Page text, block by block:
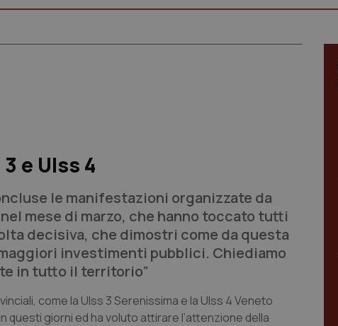
e Ulss 4
le manifestazioni organizzate da
mese di marzo, che hanno toccato tutti
decisiva, che dimostri come da questa
investimenti pubblici. Chiediamo
in tutto il territorio”
come la Ulss 3 Serenissima e la Ulss 4 Veneto
questi giorni ed ha voluto attirare l’attenzione della